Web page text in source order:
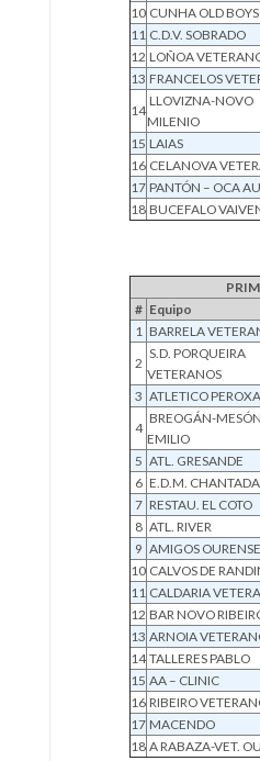
10 CUNHA OLD BOYS
11 C.D.V. SOBRADO
12 LOÑOA
13 FRANCELOS
14
LLOVIZNA-NOVO
MILENIO
15 LAIAS
16 CELANOVA
17 PANTÓN – OCA
18 BUCEFALO
# Equipo
1 BARRELA
2
S.D. PORQUEIRA
VETERANOS
3 ATLETICO PEROXA
4
BREOGÁN-MESÓN
EMILIO
5 ATL. GRESANDE
6 E.D.M. CHANTADA
7 RESTAU. EL COTO
8 ATL. RIVER
9 AMIGOS OURENSE
10 CALVOS DE
11 CALDARIA
12 BAR NOVO
13 ARNOIA
14 TALLERES PABLO
15 AA – CLINIC
16 RIBEIRO
17 MACENDO
18 A RABAZA-VET.